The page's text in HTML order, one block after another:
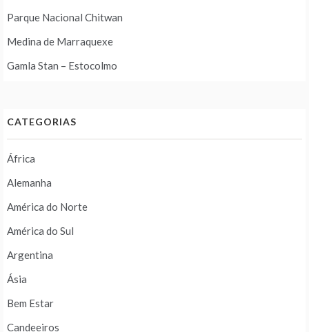
Parque Nacional Chitwan
Medina de Marraquexe
Gamla Stan – Estocolmo
CATEGORIAS
África
Alemanha
América do Norte
América do Sul
Argentina
Ásia
Bem Estar
Candeeiros